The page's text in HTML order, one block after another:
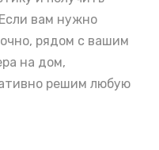
вам нужно
рядом с вашим
на дом,
решим любую